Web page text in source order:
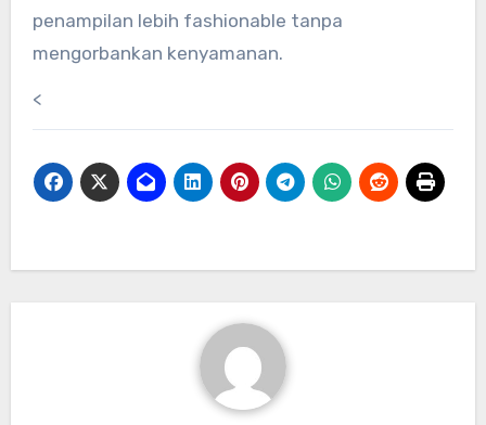
penampilan lebih fashionable tanpa
mengorbankan kenyamanan.
<